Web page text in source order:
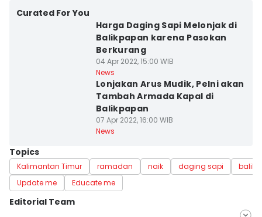
Curated For You
Harga Daging Sapi Melonjak di
Balikpapan karena Pasokan
Berkurang
04 Apr 2022, 15:00 WIB
News
Lonjakan Arus Mudik, Pelni akan
Tambah Armada Kapal di
Balikpapan
07 Apr 2022, 16:00 WIB
News
Topics
Kalimantan Timur ramadan naik daging sapi
Update me
Educate me
Editorial Team